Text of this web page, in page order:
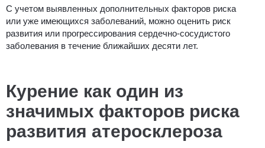
С учетом выявленных дополнительных факторов риска
или уже имеющихся заболеваний, можно оценить риск
развития или прогрессирования сердечно-сосудистого
заболевания в течение ближайших десяти лет.
Курение как один из
значимых факторов риска
развития атеросклероза